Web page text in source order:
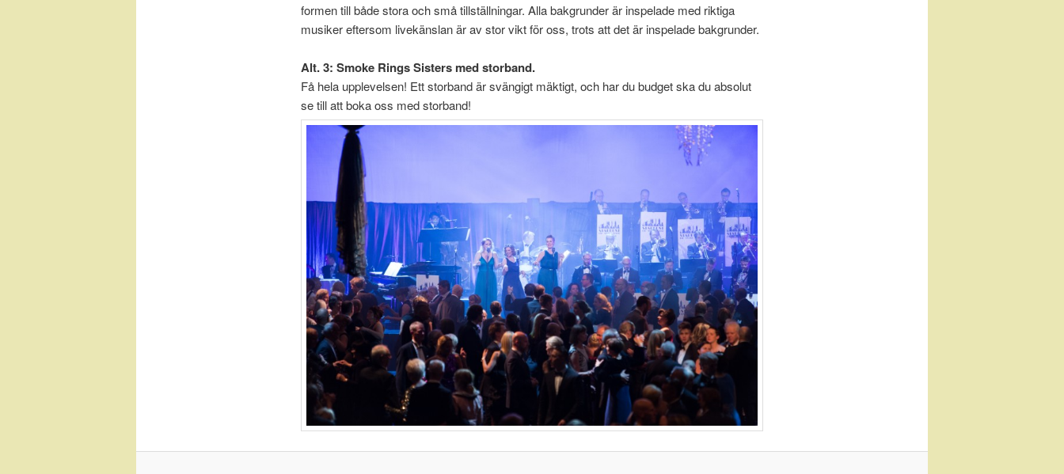
formen till både stora och små tillställningar. Alla bakgrunder är inspelade med riktiga
musiker eftersom livekänslan är av stor vikt för oss, trots att det är inspelade bakgrunder.
Alt. 3: Smoke Rings Sisters med storband.
Få hela upplevelsen! Ett storband är svängigt mäktigt, och har du budget ska du absolut
se till att boka oss med storband!